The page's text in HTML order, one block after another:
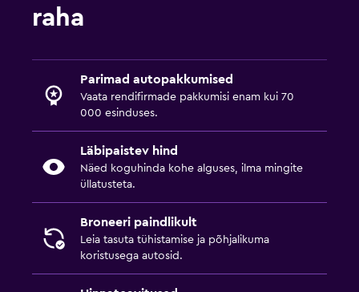
raha
Parimad autopakkumised
Vaata rendifirmade pakkumisi enam kui 70
000 esinduses.
Läbipaistev hind
Näed koguhinda kohe alguses, ilma mingite
üllatusteta.
Broneeri paindlikult
Leia tasuta tühistamise ja põhjalikuma
koristusega autosid.